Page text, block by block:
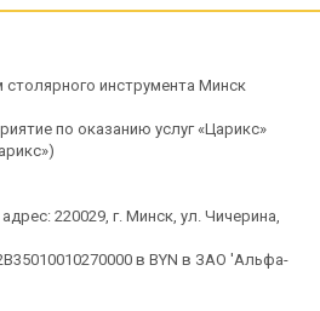
инструмента Минск
по оказанию услуг «Царикс»
220029, г. Минск, ул. Чичерина,
в BYN в ЗАО 'Альфа-